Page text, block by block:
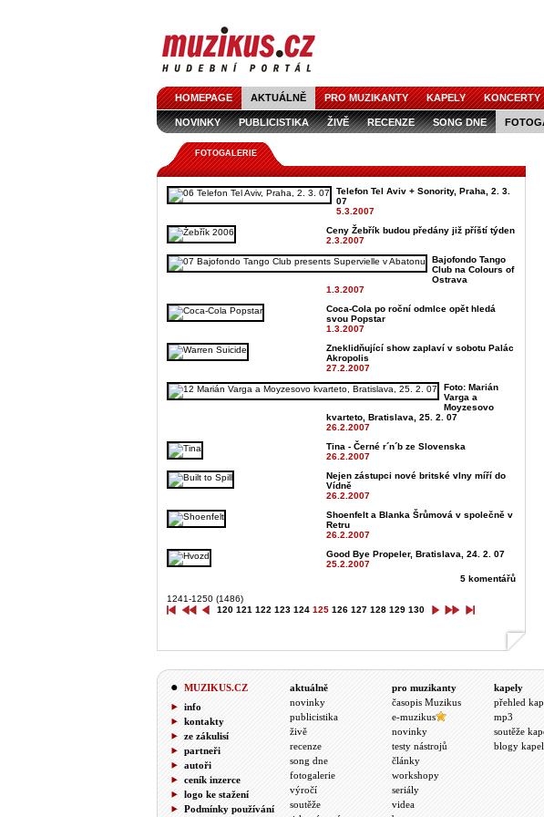
HOMEPAGE AKTUÁLNĚ PRO MUZIKANTY KAPELY KONCERTY
NOVINKY PUBLICISTIKA ŽIVĚ RECENZE SONG DNE
FOTOGALERIE
Telefon Tel Aviv + Sonority, Praha, 2. 3.
07
5.3.2007
Ceny Žebřík budou předány již příští týden
2.3.2007
Bajofondo Tango
Club na Colours of
Ostrava
1.3.2007
Coca-Cola po roční odmlce opět hledá
svou Popstar
1.3.2007
Zneklidňující show zaplaví v sobotu Palác
Akropolis
27.2.2007
Foto: Marián
Varga a
Moyzesovo
kvarteto, Bratislava, 25. 2. 07
26.2.2007
Tina - Černé r´n´b ze Slovenska
26.2.2007
Nejen zástupci nové britské vlny míří do
Vídně
26.2.2007
Shoenfelt a Blanka Šrůmová v společně v
Retru
26.2.2007
Good Bye Propeler, Bratislava, 24. 2. 07
25.2.2007
5 komentářů
1241-1250 (1486)
120 121 122 123 124 125 126 127 128 129 130
MUZIKUS.CZ
info
kontakty
ze zákulisí
partneři
autoři
ceník inzerce
logo ke stažení
Podmínky používání
aktuálně
novinky
publicistika
živě
recenze
song dne
fotogalerie
výročí
soutěže
pro muzikanty
časopis Muzikus
e-muzikus
novinky
testy nástrojů
články
workshopy
seriály
videa
kapely
přehled
mp3
soutěže
blogy kapel